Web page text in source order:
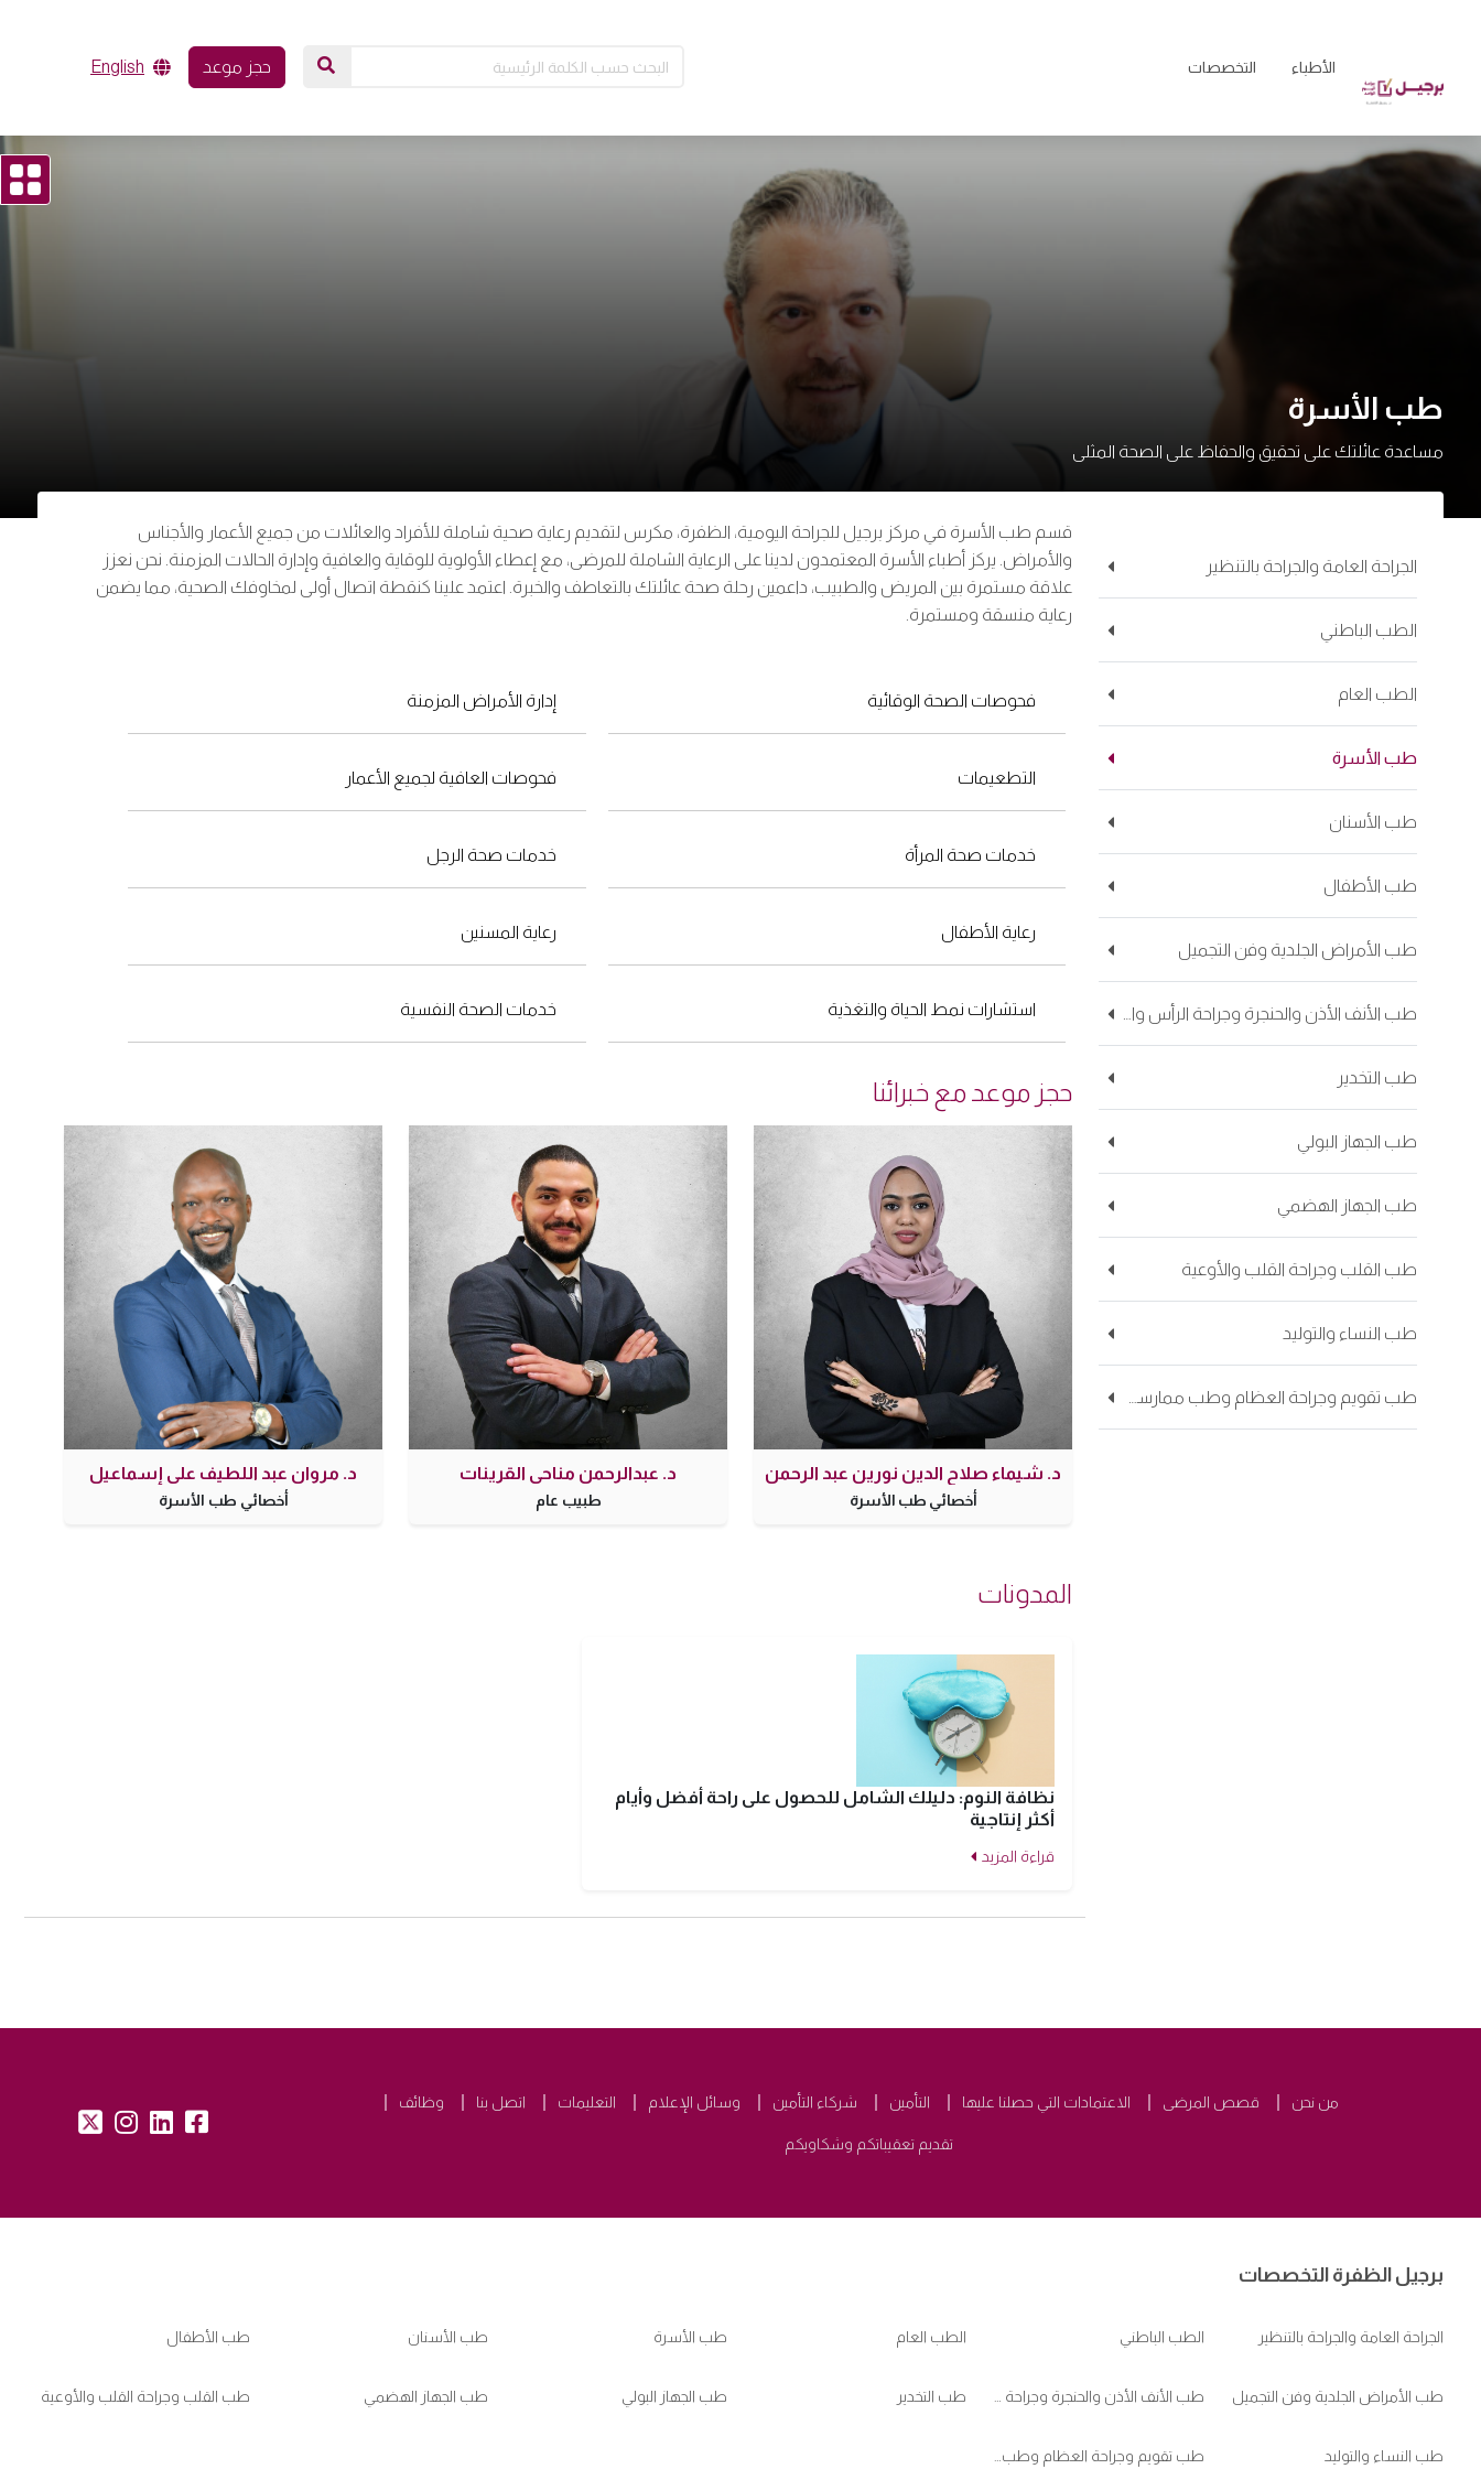
الأطباء التخصصات حجز موعد English
طب الأسرة
مساعدة عائلتك على تحقيق والحفاظ على الصحة المثلى
الجراحة العامة والجراحة بالتنظير
الطب الباطني
الطب العام
طب الأسرة
طب الأسنان
طب الأطفال
طب الأمراض الجلدية وفن التجميل
طب التخدير
طب الجهاز البولي
طب الجهاز الهضمي
طب القلب وجراحة القلب والأوعية
طب النساء والتوليد
قسم طب الأسرة في مركز برجيل للجراحة اليومية، الظفرة، مكرس لتقديم رعاية صحية شاملة للأفراد والعائلات من جميع الأعمار والأجناس
والأمراض. يركز أطباء الأسرة المعتمدون لدينا على الرعاية الشاملة للمرضى، مع إعطاء الأولوية للوقاية والعافية وإدارة الحالات المزمنة. نحن نعزز
علاقة مستمرة بين المريض والطبيب، داعمين رحلة صحة عائلتك بالتعاطف والخبرة. اعتمد علينا كنقطة اتصال أولى لمخاوفك الصحية، مما يضمن
رعاية منسقة ومستمرة.
فحوصات الصحة الوقائية إدارة الأمراض المزمنة
التطعيمات فحوصات العافية لجميع الأعمار
خدمات صحة المرأة خدمات صحة الرجل
رعاية الأطفال رعاية المسنين
استشارات نمط الحياة والتغذية خدمات الصحة النفسية
حجز موعد مع خبرائنا
د. شيماء صلاح الدين نورين عبد الرحمن
أخصائي طب الأسرة
د. عبدالرحمن مناحي القرينات
طبيب عام
د. مروان عبد اللطيف علي إسماعيل
أخصائي طب الأسرة
نظافة النوم: دليلك الشامل للحصول على راحة أفضل وأيام
أكثر إنتاجية
من نحن قصص المرضى الاعتمادات التي حصلنا عليها التأمين شركاء التأمين وسائل الإعلام التعليمات اتصل بنا وظائف
تقديم تعقيباتكم وشكاويكم
fb:
lk:
insta:
tw:
برجيل الظفرة التخصصات
الجراحة العامة والجراحة بالتنظير الطب الباطني الطب العام طب الأسرة طب الأسنان طب الأطفال
طب الأمراض الجلدية وفن التجميل طب التخدير طب الجهاز البولي طب الجهاز الهضمي طب القلب وجراحة القلب والأوعية
طب النساء والتوليد